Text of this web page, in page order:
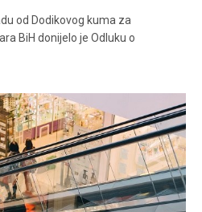
od Dodikovog kuma za
BiH donijelo je Odluku o